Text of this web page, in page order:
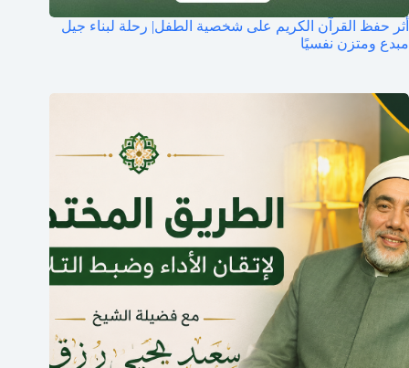
أثر حفظ القرآن الكريم على شخصية الطفل| رحلة لبناء جيل
مبدع ومتزن نفسيًا